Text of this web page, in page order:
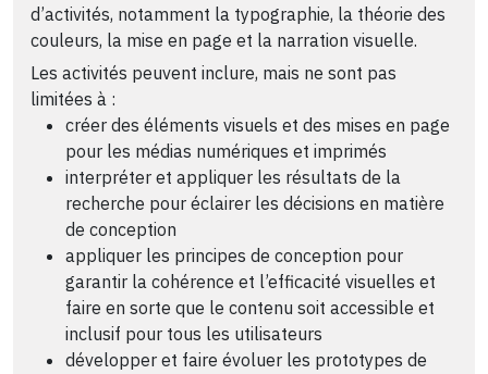
d’activités, notamment la typographie, la théorie des
couleurs, la mise en page et la narration visuelle.
Les activités peuvent inclure, mais ne sont pas
limitées à :
créer des éléments visuels et des mises en page
pour les médias numériques et imprimés
interpréter et appliquer les résultats de la
recherche pour éclairer les décisions en matière
de conception
appliquer les principes de conception pour
garantir la cohérence et l’efficacité visuelles et
faire en sorte que le contenu soit accessible et
inclusif pour tous les utilisateurs
développer et faire évoluer les prototypes de